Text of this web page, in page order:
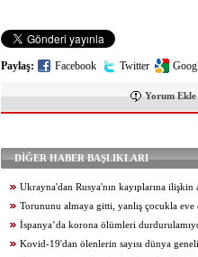
Paylaş: Facebook Twitter
Yorum Ekle
DİĞER HABER BAŞLIKLARI
Ukrayna'dan Rusya'nın kayıplarına ilişkin
Torununu almaya gitti, yanlış çocukla eve
İspanya’da korona ölümleri
Kovid-19'dan ölenlerin sayısı dünya